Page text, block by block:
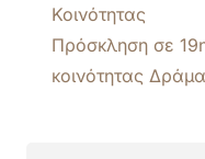
Κοινότητας
Πρόσκληση σε
κοινότητας